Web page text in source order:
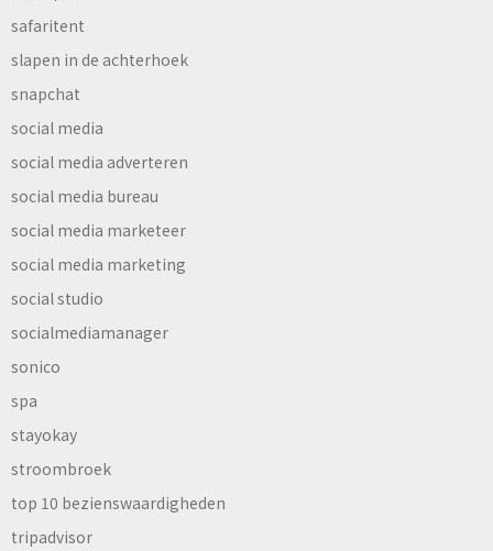
safaritent
slapen in de achterhoek
snapchat
social media
social media adverteren
social media bureau
social media marketeer
social media marketing
social studio
socialmediamanager
sonico
spa
stayokay
stroombroek
top 10 bezienswaardigheden
tripadvisor